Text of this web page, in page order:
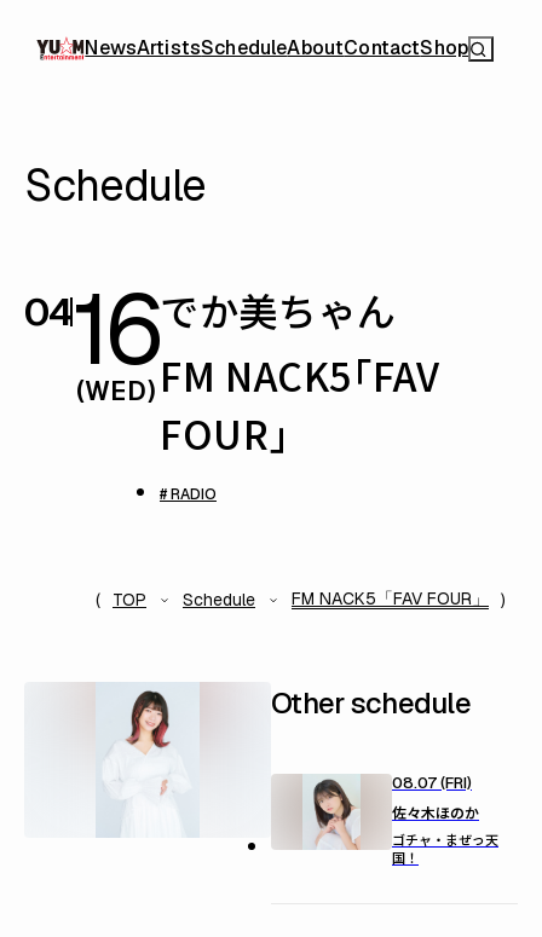
NewsArtistsScheduleAboutContactShop
Schedule
0416
(WED)
でか美ちゃん
FM NACK5「FAV
FOUR」
# RADIO
TOP Schedule FM NACK5「FAV FOUR」
Other schedule
08.07 (FRI)
佐々木ほのか
ゴチャ・まぜっ天
国！